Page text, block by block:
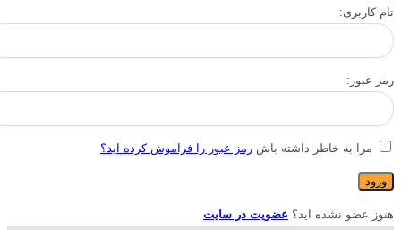
نام کاربری:
رمز عبور:
مرا به خاطر داشته باش رمز عبور را فراموش کرده اید؟
هنوز عضو نشده اید؟ عضویت در سایت